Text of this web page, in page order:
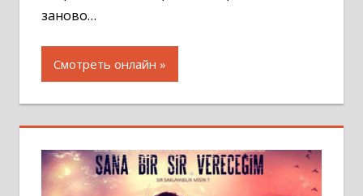
заново…
Смотреть онлайн